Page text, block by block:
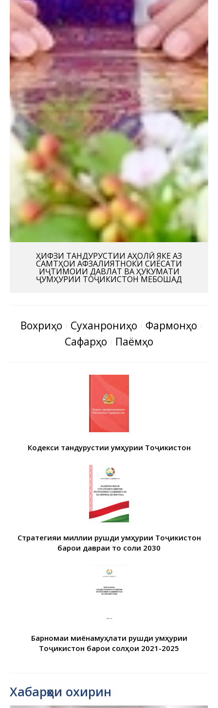
ҲИФЗИ ТАНДУРУСТИИ АҲОЛӢ ЯКЕ АЗ
САМТҲОИ АФЗАЛИЯТНОКИ СИЁСАТИ
ИҶТИМОИИ ДАВЛАТ ВА ҲУКУМАТИ
ҶУМҲУРИИ ТОҶИКИСТОН МЕБОШАД
Вохӯриҳо Суханрониҳо
Фармонҳо
Сафарҳо
Паёмҳо
Кодекси тандурустии Ҷумҳурии Тоҷикистон
Стратегияи миллии рушди Ҷумҳурии Тоҷикистон
барои давраи то соли 2030
Барномаи миёнамуҳлати рушди Ҷумҳурии
Тоҷикистон барои солҳои 2021-2025
Хабарҳои охирин